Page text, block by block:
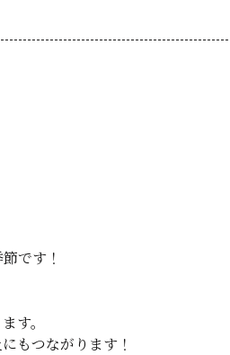
です！
す。
もつながります！